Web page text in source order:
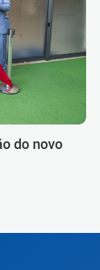
do novo